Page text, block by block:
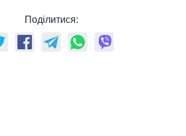
Поділитися: